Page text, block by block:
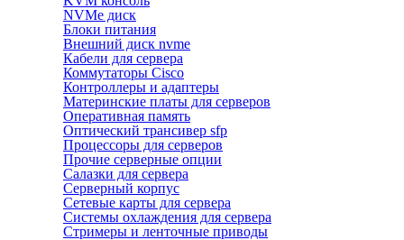
NVMe диск
Блоки питания
Внешний диск nvme
Кабели для сервера
Коммутаторы Cisco
Контроллеры и адаптеры
Материнские платы для серверов
Оперативная память
Оптический трансивер sfp
Процессоры для серверов
Прочие серверные опции
Салазки для сервера
Серверный корпус
Сетевые карты для сервера
Системы охлаждения для сервера
Стримеры и ленточные приводы